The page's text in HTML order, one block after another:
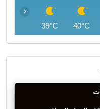
40°C
39°C
‹